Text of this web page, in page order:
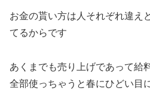
お金の貰い方は人それぞれ違え
てるからです
あくまでも売り上げであって給
全部使っちゃうと春にひどい目